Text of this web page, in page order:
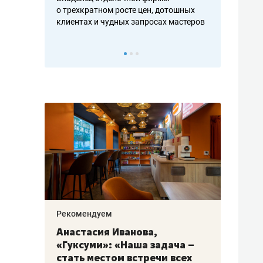
аксакалов и
о трехкратном росте цен, дотошных
клиентах и чудных запросах мастеров
Рекомендуем
Анастасия Иванова,
«Гуксуми»: «Наша задача –
стать местом встречи всех